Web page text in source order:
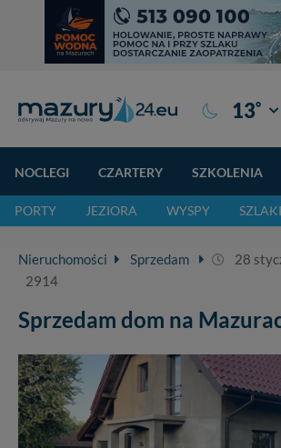
13°
NOCLEGI CZARTERY SZKOLENIA
PORTY JEZIORA WYSPY
Nieruchomości Sprzedam
28
2914
Sprzedam dom na